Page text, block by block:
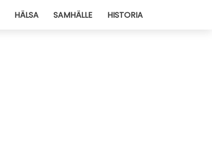
HÄLSA SAMHÄLLE HISTORIA